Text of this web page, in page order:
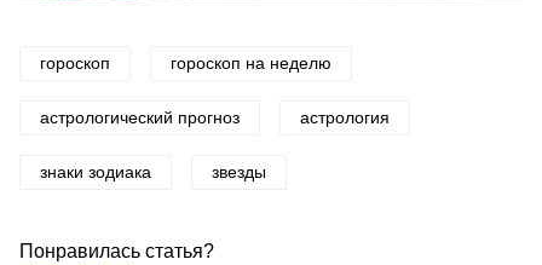
гороскоп гороскоп на неделю
астрологический прогноз астрология
знаки зодиака звезды
Понравилась статья?